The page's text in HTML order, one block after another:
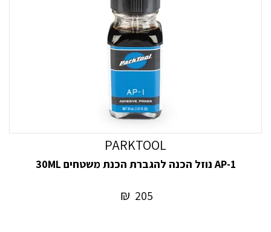
PARKTOOL
AP-1 נוזל הכנה להגברת הכנת משטחים 30ML
205
₪